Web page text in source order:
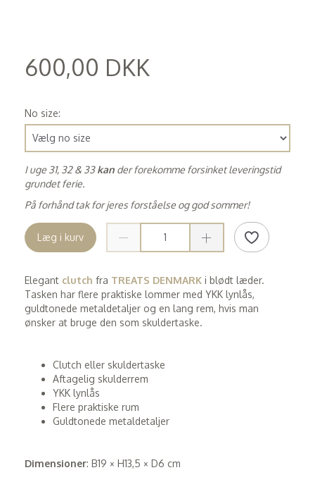
600,00 DKK
No size:
I uge 31, 32 & 33kan der forekomme forsinket leveringstid
grundet ferie.
På forhånd tak for jeres forståelse og god sommer!
Læg i kurv
Elegant clutch fra TREATS DENMARK i blødt læder.
Tasken har flere praktiske lommer med YKK lynlås,
guldtonede metaldetaljer og en lang rem, hvis man
ønsker at bruge den som skuldertaske.
Clutch eller skuldertaske
Aftagelig skulderrem
YKK lynlås
Flere praktiske rum
Guldtonede metaldetaljer
Dimensioner: B19 × H13,5 × D6 cm